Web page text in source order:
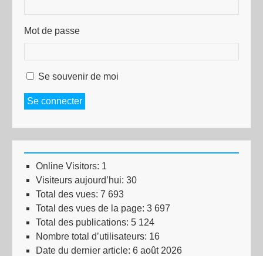
Mot de passe
Se souvenir de moi
Se connecter
Online Visitors: 1
Visiteurs aujourd’hui: 30
Total des vues: 7 693
Total des vues de la page: 3 697
Total des publications: 5 124
Nombre total d’utilisateurs: 16
Date du dernier article: 6 août 2026